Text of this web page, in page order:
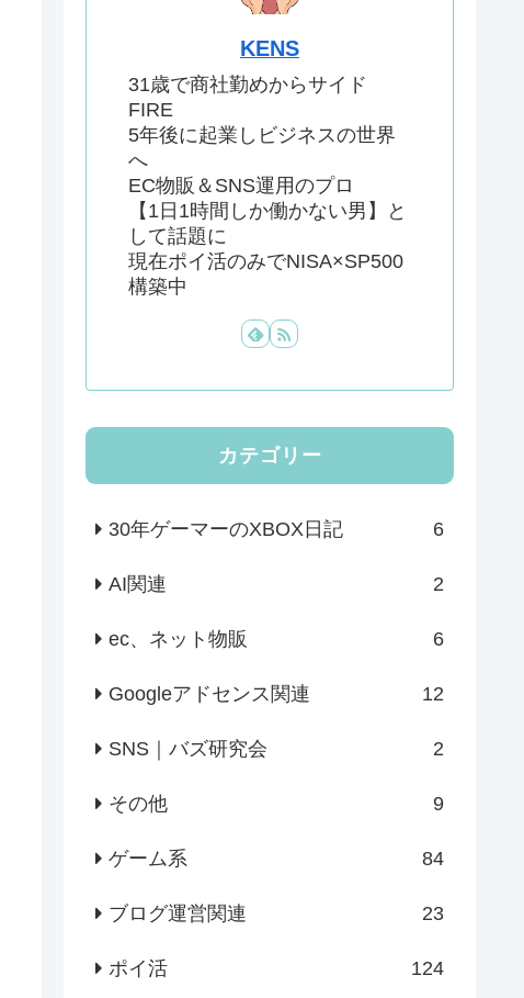
KENS
31歳で商社勤めからサイド
FIRE
5年後に起業しビジネスの世界
へ
EC物販＆SNS運用のプロ
【1日1時間しか働かない男】と
して話題に
現在ポイ活のみでNISA×SP500
構築中
カテゴリー
30年ゲーマーのXBOX日記 6
AI関連 2
ec、ネット物販 6
Googleアドセンス関連 12
SNS｜バズ研究会 2
その他 9
ゲーム系 84
ブログ運営関連 23
ポイ活 124